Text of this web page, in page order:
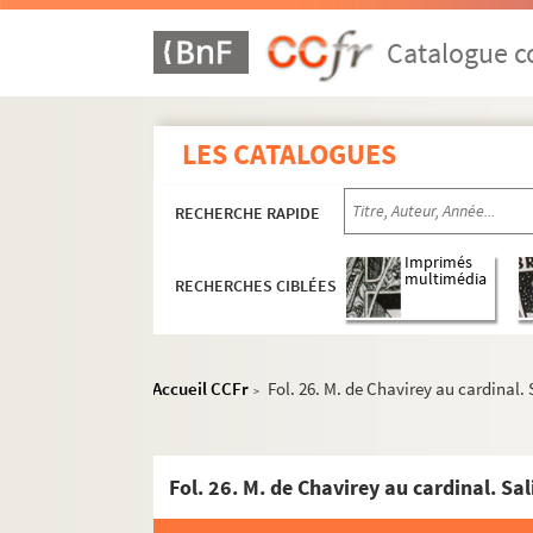
Catalogue
LES CATALOGUES
RECHERCHE RAPIDE
RECHERCHES CIBLÉES
Imprimés
multimédia
Accueil CCFr > Fol. 26. M. de Chavirey au cardinal.
Fol. 26. M. de Chavirey au cardinal.